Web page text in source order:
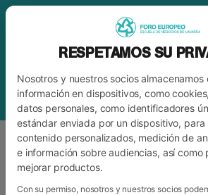
ETIQUETASEMPRESA19
RESPETAMOS SU
Nosotros y nuestros socios almacenamos
información en dispositivos, como
datos personales, como identificadores
estándar enviada por un dispositivo,
contenido personalizados, medición de
e información sobre audiencias, así como
mejorar productos.
Con su permiso, nosotros y nuestros socios